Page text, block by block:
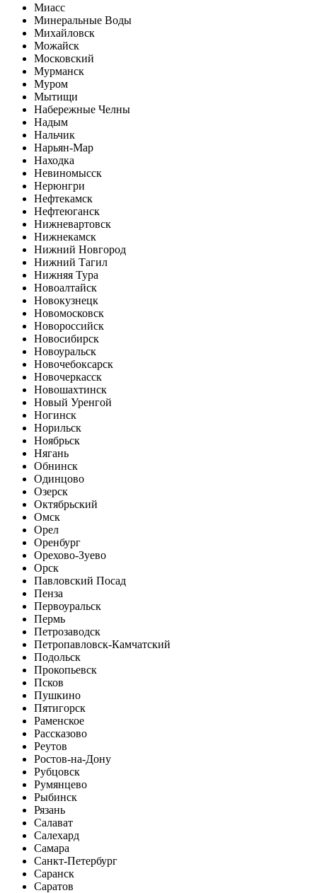
Миасс
Минеральные Воды
Михайловск
Можайск
Московский
Мурманск
Муром
Мытищи
Набережные Челны
Надым
Нальчик
Нарьян-Мар
Находка
Невиномысск
Нерюнгри
Нефтекамск
Нефтеюганск
Нижневартовск
Нижнекамск
Нижний Новгород
Нижний Тагил
Нижняя Тура
Новоалтайск
Новокузнецк
Новомосковск
Новороссийск
Новосибирск
Новоуральск
Новочебоксарск
Новочеркасск
Новошахтинск
Новый Уренгой
Ногинск
Норильск
Ноябрьск
Нягань
Обнинск
Одинцово
Озерск
Октябрьский
Омск
Орел
Оренбург
Орехово-Зуево
Орск
Павловский Посад
Пенза
Первоуральск
Пермь
Петрозаводск
Петропавловск-Камчатский
Подольск
Прокопьевск
Псков
Пушкино
Пятигорск
Раменское
Рассказово
Реутов
Ростов-на-Дону
Рубцовск
Румянцево
Рыбинск
Рязань
Салават
Салехард
Самара
Санкт-Петербург
Саранск
Саратов